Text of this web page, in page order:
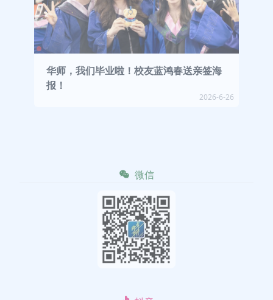
华师，我们毕业啦！校友蓝鸿春送亲签海
报！
2026-6-26
微信